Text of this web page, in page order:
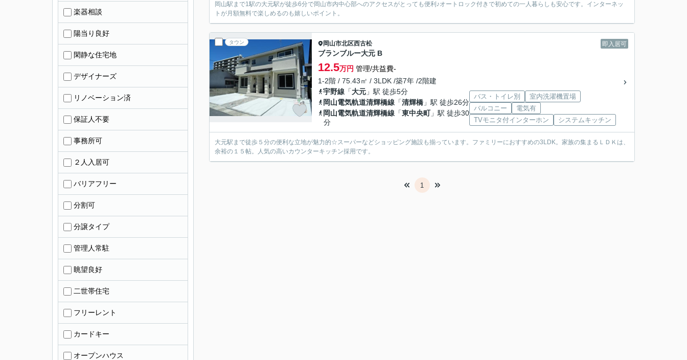
岡山駅まで1駅の大元駅が徒歩6分で岡山市内中心部へのアクセスがとっても便利♪オートロック付きで初めての一人暮らしも安心です。インターネッ
トが月額無料で楽しめるのも嬉しいポイント。
タウン 即入居可
岡山市北区西古松
ブランブルー大元 B
12.5万円 管理/共益費-
1-2階 / 75.43㎡ / 3LDK /築7年 /2階建
宇野線 「大元 」駅 徒歩5分
岡山電気軌道清輝橋線 「清輝橋 」駅 徒歩26分
岡山電気軌道清輝橋線 「東中央町」駅 徒歩30
分
バス・トイレ別
室内洗濯機置場
バルコニー
電気有
TVモニタ付インターホン
システムキッチン
大元駅まで徒歩５分の便利な立地が魅力的☆スーパーなどショッピング施設も揃っています。ファミリーにおすすめの3LDK。家族の集まるＬＤＫは、
余裕の１５帖。人気の高いカウンターキッチン採用です。
1
楽器相談
陽当り良好
閑静な住宅地
デザイナーズ
リノベーション済
保証人不要
事務所可
２人入居可
バリアフリー
分割可
分譲タイプ
管理人常駐
眺望良好
二世帯住宅
フリーレント
カードキー
オープンハウス